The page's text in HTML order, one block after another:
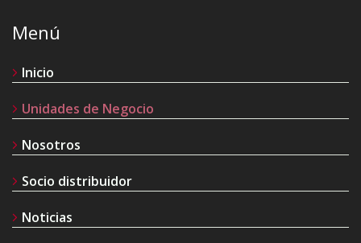
Menú
Inicio
Unidades de Negocio
Nosotros
Socio distribuidor
Noticias